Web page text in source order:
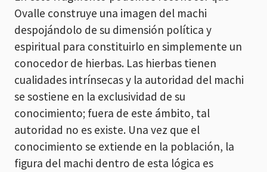
Ovalle construye una imagen del machi
despojándolo de su dimensión política y
espiritual para constituirlo en simplemente un
conocedor de hierbas. Las hierbas tienen
cualidades intrínsecas y la autoridad del machi
se sostiene en la exclusividad de su
conocimiento; fuera de este ámbito, tal
autoridad no es existe. Una vez que el
conocimiento se extiende en la población, la
figura del machi dentro de esta lógica es